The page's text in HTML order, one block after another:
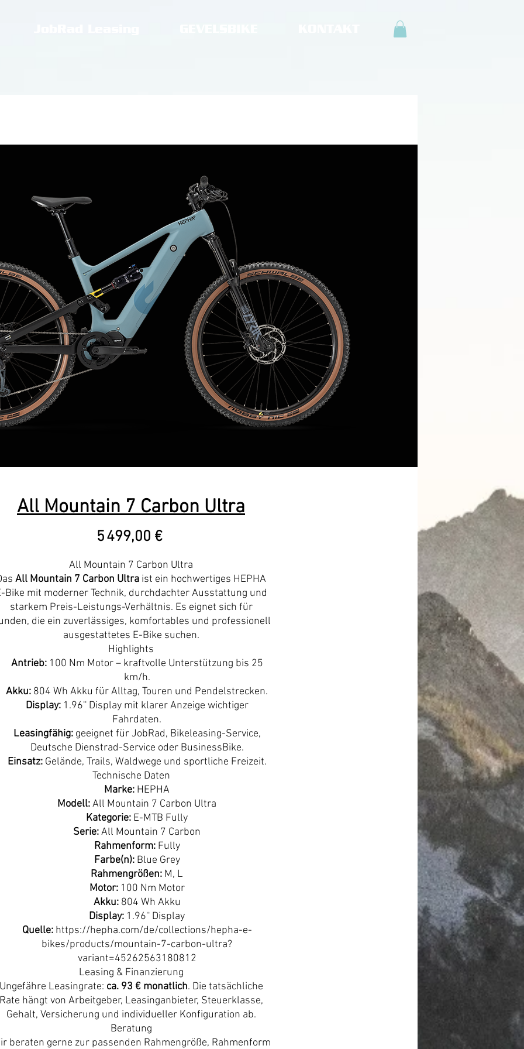
All Mountain 7 Carbon Ultra
5 499,00 €Prix
All Mountain 7 Carbon Ultra
All Mountain 7 Carbon Ultra ist ein hochwertiges HEPHA
Bike mit moderner Technik, durchdachter Ausstattung und
starkem Preis-Leistungs-Verhältnis. Es eignet sich für
die ein zuverlässiges, komfortables und professionell
ausgestattetes E-Bike suchen.
Highlights
Antrieb:100 Nm Motor – kraftvolle Unterstützung bis 25
km/h.
Akku: 804 Wh Akku für Alltag, Touren und Pendelstrecken.
Display:1.96'' Display mit klarer Anzeige wichtiger
Fahrdaten.
Leasingfähig:geeignet für JobRad, Bikeleasing-Service,
Deutsche Dienstrad-Service oder BusinessBike.
Einsatz:Gelände, Trails, Waldwege und sportliche Freizeit.
Technische Daten
Marke: HEPHA
Modell:All Mountain 7 Carbon Ultra
Kategorie: E-MTB Fully
Serie:All Mountain 7 Carbon
Rahmenform:Fully
Farbe(n):Blue Grey
Rahmengrößen: M, L
Motor:100 Nm Motor
Akku:804 Wh Akku
Display: 1.96'' Display
Quelle:https://hepha.com/de/collections/hepha-e-
bikes/products/mountain-7-carbon-ultra?
variant=45262563180812
Leasing & Finanzierung
Leasingrate: ca. 93 € monatlich. Die tatsächliche
hängt von Arbeitgeber, Leasinganbieter, Steuerklasse,
Gehalt, Versicherung und individueller Konfiguration ab.
Beratung
beraten gerne zur passenden Rahmengröße, Rahmenform